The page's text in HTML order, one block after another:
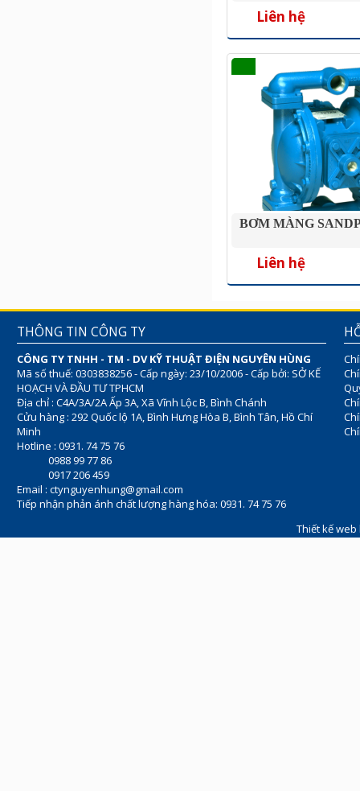
Liên hệ
BƠM MÀNG
Liên hệ
THÔNG TIN CÔNG TY
CÔNG TY TNHH - TM - DV KỸ THUẬT ĐIỆN NGUYÊN HÙNG
Mã số thuế: 0303838256 - Cấp ngày: 23/10/2006 - Cấp bởi: SỞ KẾ
HOẠCH VÀ ĐẦU TƯ TPHCM
Địa chỉ : C4A/3A/2A Ấp 3A, Xã Vĩnh Lộc B, Bình Chánh
Cửu hàng : 292 Quốc lộ 1A, Bình Hưng Hòa B, Bình Tân, Hồ Chí
Minh
Hotline : 0931. 74 75 76
0988 99 77 86
0917 206 459
Email : ctynguyenhung@gmail.com
Tiếp nhận phản ánh chất lượng hàng hóa: 0931. 74 75 76
Thiết kế web